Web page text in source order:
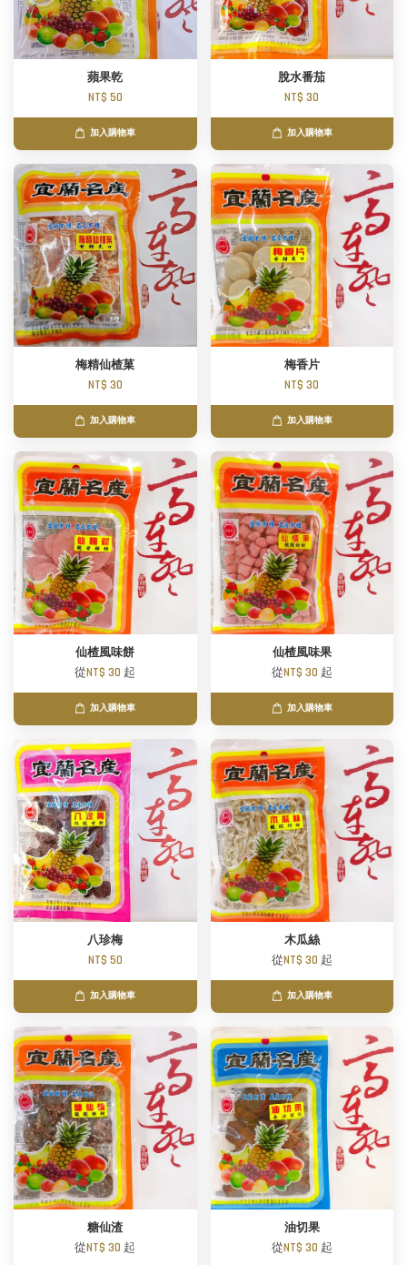
蘋果乾
NT$ 50
加入購物車
脫水番茄
NT$ 30
加入購物車
梅精仙楂菓
NT$ 30
加入購物車
梅香片
NT$ 30
加入購物車
仙楂風味餅
從NT$ 30 起
加入購物車
仙楂風味果
從NT$ 30 起
加入購物車
八珍梅
NT$ 50
加入購物車
木瓜絲
從NT$ 30 起
加入購物車
糖仙渣
從NT$ 30 起
油切果
從NT$ 30 起